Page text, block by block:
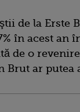
de la Erste
în acest an
de o
Brut ar putea